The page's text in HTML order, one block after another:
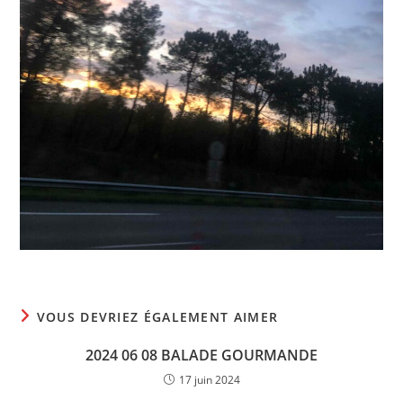
VOUS DEVRIEZ ÉGALEMENT AIMER
2024 06 08 BALADE GOURMANDE
17 juin 2024